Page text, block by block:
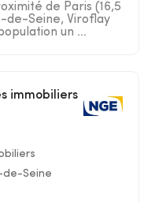
de Paris (16,5
de-Seine, Viroflay
un ...
de-Seine